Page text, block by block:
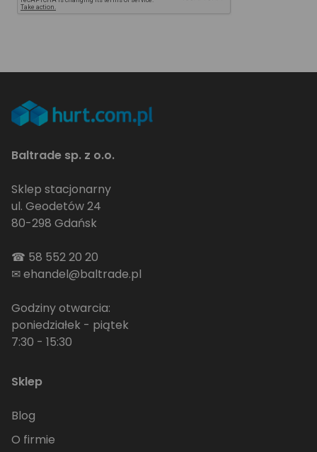
Baltrade sp. z o.o.
Sklep stacjonarny
ul. Geodetów 24
80-298 Gdańsk
☎ 58 552 20 20
✉ehandel@baltrade.pl
Godziny otwarcia:
poniedziałek - piątek
7:30 - 15:30
Sklep
Blog
O firmie